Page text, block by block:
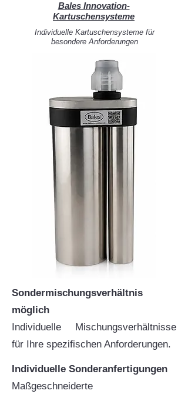
Bales Innovation-
Kartuschensysteme
Individuelle Kartuschensysteme für
besondere Anforderungen
Sondermischungsverhältnis
möglich
Individuelle Mischungsverhältnisse
für Ihre spezifischen Anforderungen.
Individuelle Sonderanfertigungen
Maßgeschneiderte